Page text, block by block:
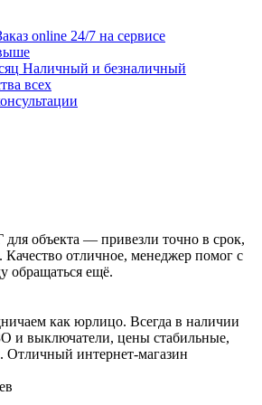
online 24/7 на сервисе
Наличный и безналичный
всех
для объекта — привезли точно в срок,
Качество отличное, менеджер помог с
обращаться ещё.
как юрлицо. Всегда в наличии
и выключатели, цены стабильные,
Отличный интернет-магазин